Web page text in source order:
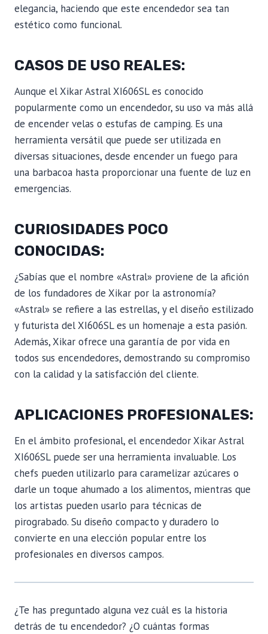
elegancia, haciendo que este encendedor sea tan
estético como funcional.
CASOS DE USO REALES:
Aunque el Xikar Astral XI606SL es conocido
popularmente como un encendedor, su uso va más allá
de encender velas o estufas de camping. Es una
herramienta versátil que puede ser utilizada en
diversas situaciones, desde encender un fuego para
una barbacoa hasta proporcionar una fuente de luz en
emergencias.
CURIOSIDADES POCO
CONOCIDAS:
¿Sabías que el nombre «Astral» proviene de la afición
de los fundadores de Xikar por la astronomía?
«Astral» se refiere a las estrellas, y el diseño estilizado
y futurista del XI606SL es un homenaje a esta pasión.
Además, Xikar ofrece una garantía de por vida en
todos sus encendedores, demostrando su compromiso
con la calidad y la satisfacción del cliente.
APLICACIONES PROFESIONALES:
En el ámbito profesional, el encendedor Xikar Astral
XI606SL puede ser una herramienta invaluable. Los
chefs pueden utilizarlo para caramelizar azúcares o
darle un toque ahumado a los alimentos, mientras que
los artistas pueden usarlo para técnicas de
pirograbado. Su diseño compacto y duradero lo
convierte en una elección popular entre los
profesionales en diversos campos.
¿Te has preguntado alguna vez cuál es la historia
detrás de tu encendedor? ¿O cuántas formas